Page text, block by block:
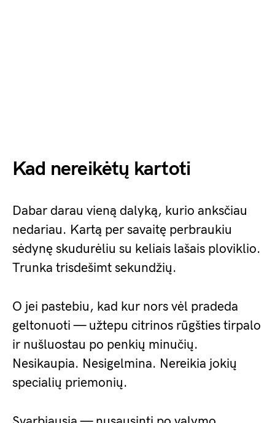
Kad nereikėtų kartoti
Dabar darau vieną dalyką, kurio anksčiau
nedariau. Kartą per savaitę perbraukiu
sėdynę skudurėliu su keliais lašais ploviklio.
Trunka trisdešimt sekundžių.
O jei pastebiu, kad kur nors vėl pradeda
geltonuoti — užtepu citrinos rūgšties tirpalo
ir nušluostau po penkių minučių.
Nesikaupia. Nesigelmina. Nereikia jokių
specialių priemonių.